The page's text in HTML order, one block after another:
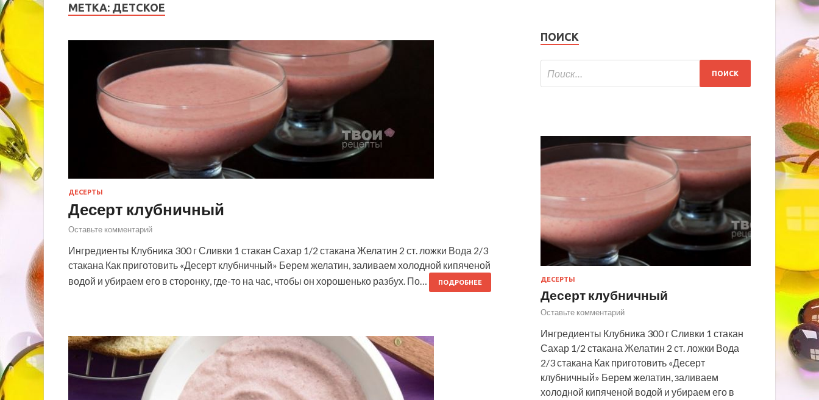
МЕТКА: ДЕТСКОЕ
ДЕСЕРТЫ
Десерт клубничный
Оставьте комментарий
Ингредиенты Клубника 300 г Сливки 1 стакан Сахар 1/2 стакана Желатин 2 ст. ложки Вода 2/3
стакана Как приготовить «Десерт клубничный» Берем желатин, заливаем холодной кипяченой
водой и убираем его в сторонку, где-то на час, чтобы он хорошенько разбух. По…
ПОДРОБНЕЕ
ПОИСК
ДЕСЕРТЫ
Десерт клубничный
Оставьте комментарий
Ингредиенты Клубника 300 г Сливки 1 стакан
Сахар 1/2 стакана Желатин 2 ст. ложки Вода
2/3 стакана Как приготовить «Десерт
клубничный» Берем желатин, заливаем
холодной кипяченой водой и убираем его в